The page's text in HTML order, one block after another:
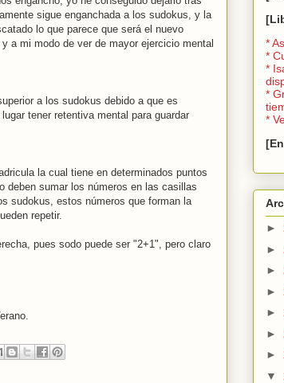
sigue enganchada a los sudokus, y la
lo que parece que será el nuevo
a mi modo de ver de mayor ejercicio mental
a los sudokus debido a que es
tener retentiva mental para guardar
la cual tiene en determinados puntos
deben sumar los números en las casillas
sudokus, estos números que forman la
repetir.
pues sodo puede ser "2+1", pero claro
*
*
*
*
*
►
►
►
►
►
►
►
▼